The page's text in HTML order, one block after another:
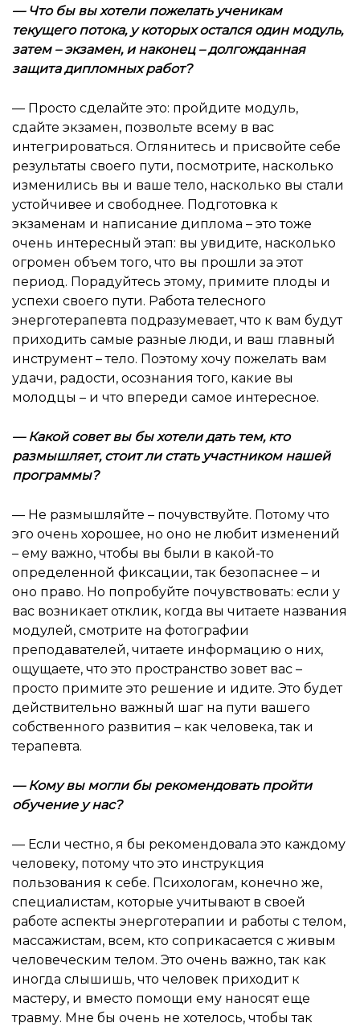
—Что бы вы хотели пожелать ученикам
текущего потока, у которых остался один модуль,
затем – экзамен, и наконец – долгожданная
защита дипломных работ?
— Просто сделайте это: пройдите модуль,
сдайте экзамен, позвольте всему в вас
интегрироваться. Оглянитесь и присвойте себе
результаты своего пути, посмотрите, насколько
изменились вы и ваше тело, насколько вы стали
устойчивее и свободнее. Подготовка к
экзаменам и написание диплома – это тоже
очень интересный этап: вы увидите, насколько
огромен объем того, что вы прошли за этот
период. Порадуйтесь этому, примите плоды и
успехи своего пути. Работа телесного
энерготерапевта подразумевает, что к вам будут
приходить самые разные люди, и ваш главный
инструмент – тело. Поэтому хочу пожелать вам
удачи, радости, осознания того, какие вы
молодцы – и что впереди самое интересное.
— Какой совет вы бы хотели дать тем, кто
размышляет, стоит ли стать участником нашей
программы?
— Не размышляйте – почувствуйте. Потому что
эго очень хорошее, но оно не любит изменений
– ему важно, чтобы вы были в какой-то
определенной фиксации, так безопаснее – и
оно право. Но попробуйте почувствовать: если у
вас возникает отклик, когда вы читаете названия
модулей, смотрите на фотографии
преподавателей, читаете информацию о них,
ощущаете, что это пространство зовет вас –
просто примите это решение и идите. Это будет
действительно важный шаг на пути вашего
собственного развития – как человека, так и
терапевта.
—Кому вы могли бы рекомендовать пройти
обучение у нас?
— Если честно, я бы рекомендовала это каждому
человеку, потому что это инструкция
пользования к себе. Психологам, конечно же,
специалистам, которые учитывают в своей
работе аспекты энерготерапии и работы с телом,
массажистам, всем, кто соприкасается с живым
человеческим телом. Это очень важно, так как
иногда слышишь, что человек приходит к
мастеру, и вместо помощи ему наносят еще
травму. Мне бы очень не хотелось, чтобы так